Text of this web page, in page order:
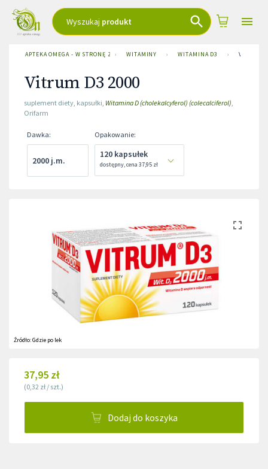
Wyszukaj produkt
APTEKA OMEGA - W STRONĘ ZDROWIA
› WITAMINY › WITAMINA D3 › VITRUM
Vitrum D3 2000
suplement diety, kapsułki, Witamina D (cholekalcyferol) (colecalciferol),
Orifarm
Dawka:
2000 j.m.
Opakowanie:
120 kapsułek
dostępny,cena 37,95 zł
Źródło:Gdzie po lek
37,95 zł
(0,32 zł / szt.)
Dodaj do koszyka